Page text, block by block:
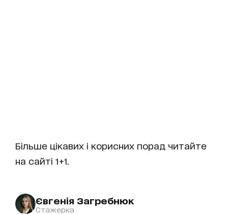
Більше цікавих і корисних порад читайте
на сайті 1+1.
Євгенія Загребнюк
Стажерка